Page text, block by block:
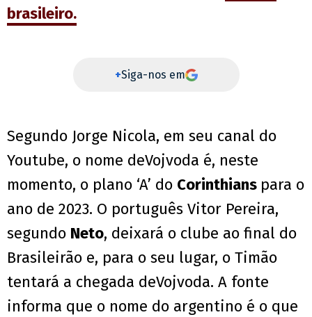
brasileiro.
+Siga-nos em
Segundo Jorge Nicola, em seu canal do
Youtube, o nome deVojvoda é, neste
momento, o plano ‘A’ do Corinthians para o
ano de 2023. O português Vitor Pereira,
segundo Neto, deixará o clube ao final do
Brasileirão e, para o seu lugar, o Timão
tentará a chegada deVojvoda. A fonte
informa que o nome do argentino é o que